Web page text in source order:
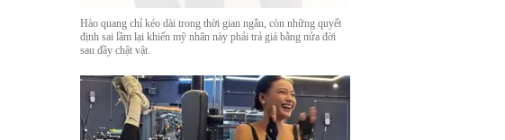
Hào quang chỉ kéo dài trong thời gian ngắn, còn những quyết
định sai lầm lại khiến mỹ nhân này phải trả giá bằng nửa đời
sau đầy chật vật.